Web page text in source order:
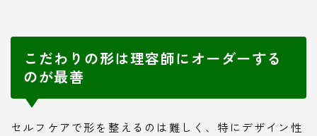
こだわりの形は理容師にオーダーする
のが最善
セルフケアで形を整えるのは難しく、特にデザイン性